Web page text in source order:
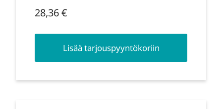
28,36€
Lisää tarjouspyyntökoriin